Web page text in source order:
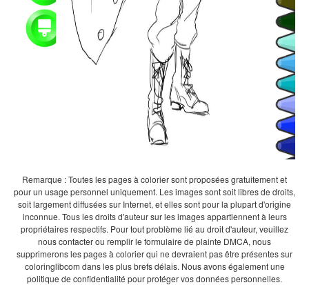
Remarque : Toutes les pages à colorier sont proposées gratuitement et
pour un usage personnel uniquement. Les images sont soit libres de droits,
soit largement diffusées sur Internet, et elles sont pour la plupart d'origine
inconnue. Tous les droits d'auteur sur les images appartiennent à leurs
propriétaires respectifs. Pour tout problème lié au droit d'auteur, veuillez
nous contacter ou remplir le formulaire de plainte DMCA, nous
supprimerons les pages à colorier qui ne devraient pas être présentes sur
coloringlibcom dans les plus brefs délais. Nous avons également une
politique de confidentialité pour protéger vos données personnelles.